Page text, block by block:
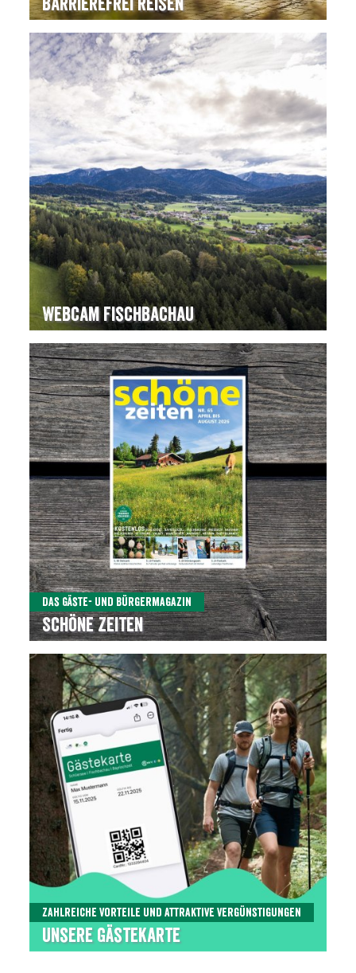
Webcam Fischbachau
Das Gäste- und Bürgermagazin
Schöne Zeiten
zahlreiche Vorteile und attraktive Vergünstigungen
Unsere Gästekarte